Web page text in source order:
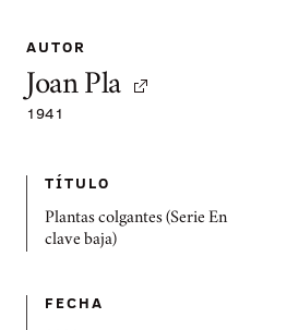
AUTOR
Joan Pla
1941
TÍTULO
Plantas colgantes (Serie En
clave baja)
FECHA